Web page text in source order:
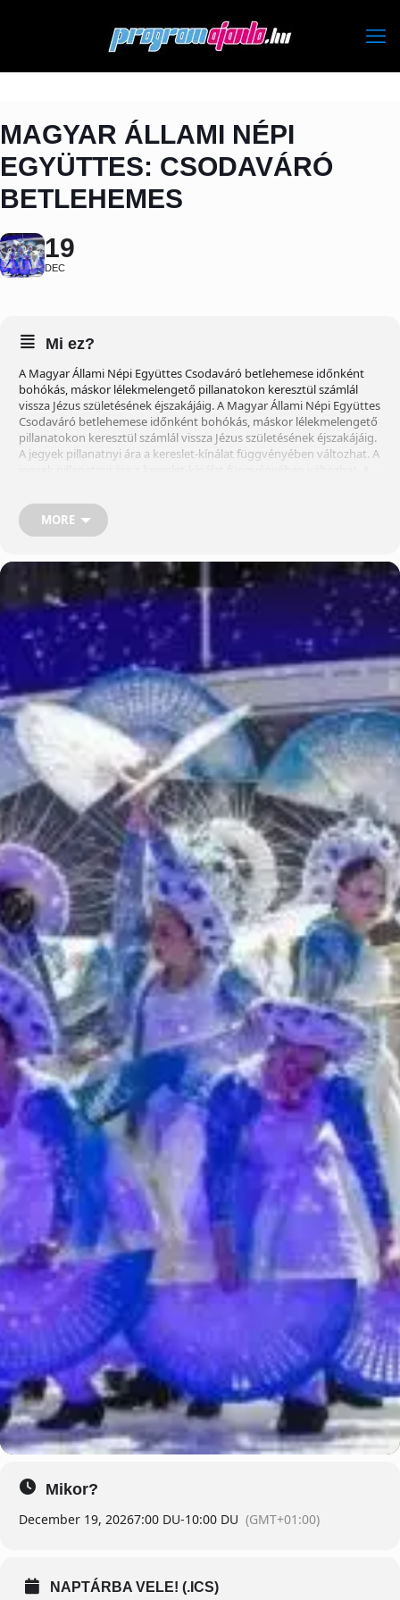
MAGYAR ÁLLAMI NÉPI
EGYÜTTES: CSODAVÁRÓ
BETLEHEMES
19
DEC
Mi ez?
A Magyar Állami Népi Együttes Csodaváró betlehemese időnként
bohókás, máskor lélekmelengető pillanatokon keresztül számlál
vissza Jézus születésének éjszakájáig. A Magyar Állami Népi Együttes
Csodaváró betlehemese időnként bohókás, máskor lélekmelengető
pillanatokon keresztül számlál vissza Jézus születésének éjszakájáig.
A jegyek pillanatnyi ára a kereslet-kínálat függvényében változhat. A
jegyek pillanatnyi ára a kereslet-kínálat függvényében változhat.
MORE
Mikor?
December 19, 20267:00 DU-10:00 DU (GMT+01:00)
NAPTÁRBA VELE! (.ICS)